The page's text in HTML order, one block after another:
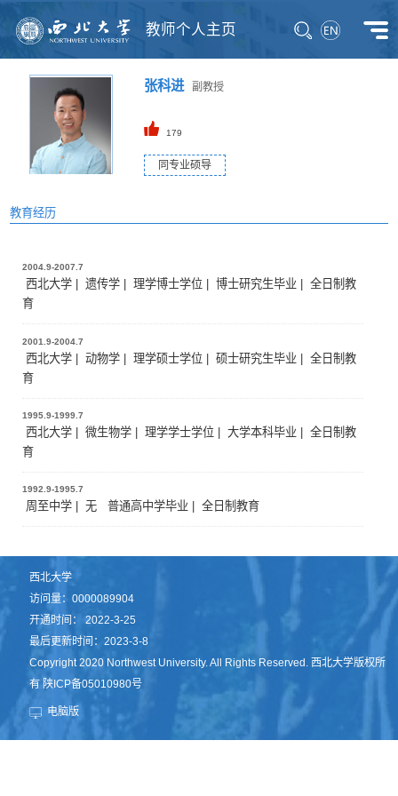
教师个人主页
张科进副教授
179
同专业硕导
教育经历
2004.9-2007.7
西北大学 | 遗传学 | 理学博士学位 | 博士研究生毕业 | 全日制教
育
2001.9-2004.7
西北大学 | 动物学 | 理学硕士学位 | 硕士研究生毕业 | 全日制教
育
1995.9-1999.7
西北大学 | 微生物学 | 理学学士学位 | 大学本科毕业 | 全日制教
育
1992.9-1995.7
周至中学 | 无 普通高中学毕业 | 全日制教育
西北大学
访问量：0000089904
开通时间：2022-3-25
最后更新时间：2023-3-8
Copyright 2020 Northwest University. All Rights Reserved. 西北大学版权所
有 陕ICP备05010980号
电脑版